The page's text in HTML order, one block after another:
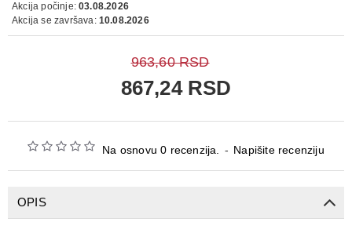
Na osnovu 0 recenzija. - Napišite recenziju
867,24 RSD
963,60 RSD
Akcija počinje: 03.08.2026
Akcija se završava: 10.08.2026
OPIS